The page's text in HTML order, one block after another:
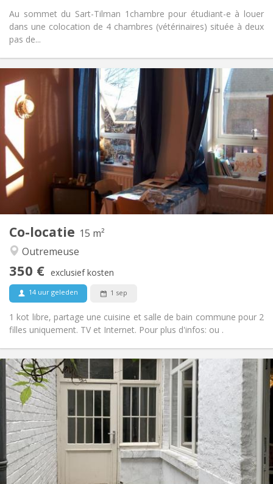
Au sommet du Sart-Tilman 1chambre pour étudiant-e à louer
dans une colocation de 4 chambres (vétérinaires) située à deux
pas de...
Praktische Informatie
Huur:
345 €
Kosten:
60 €
Duur:
12 maanden
Domiciliëring:
Nee
Inrichting
Badkamer:
Gemeenschappelijk
Keuken:
Gemeenschappelijk
Oppervlakte:
180 m
2
Private kamers:
Co-locatie 15 m²
Outremeuse
350 € exclusief kosten
14 uur geleden 1 sep
1 kot libre, partage une cuisine et salle de bain commune pour 2
filles uniquement. TV et Internet. Pour plus d'infos: ou .
Praktische Informatie
Huur:
350 €
Kosten:
35 €
Duur:
12 maanden
Domiciliëring:
Met voorwaarden
Inrichting
Badkamer:
Gemeenschappelijk
Keuken:
Gemeenschappelijk
Oppervlakte:
15 m
2